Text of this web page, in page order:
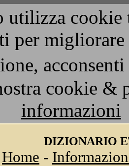
utilizza
per
cookie &
informazioni
DIZIONARIO
Home -